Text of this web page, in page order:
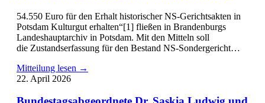
54.550 Euro für den Erhalt historischer NS-Gerichtsakten in
Potsdam Kulturgut erhalten“[1] fließen in Brandenburgs
Landeshauptarchiv in Potsdam. Mit den Mitteln soll
die Zustandserfassung für den Bestand NS-Sondergericht…
Mitteilung lesen →
22. April 2026